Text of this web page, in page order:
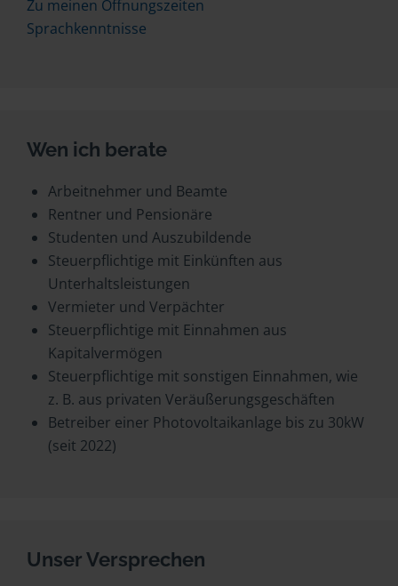
Zu meinen Öffnungszeiten
Sprachkenntnisse
Wen ich berate
Arbeitnehmer und Beamte
Rentner und Pensionäre
Studenten und Auszubildende
Steuerpflichtige mit Einkünften aus
Unterhaltsleistungen
Vermieter und Verpächter
Steuerpflichtige mit Einnahmen aus
Kapitalvermögen
Steuerpflichtige mit sonstigen Einnahmen, wie
z. B. aus privaten Veräußerungsgeschäften
Betreiber einer Photovoltaikanlage bis zu 30kW
(seit 2022)
Unser Versprechen